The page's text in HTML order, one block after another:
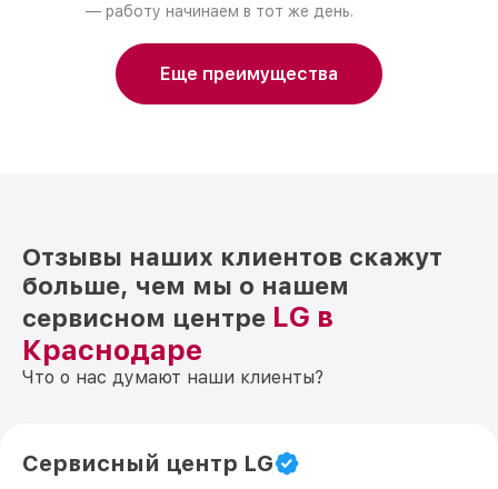
— работу начинаем в тот же день.
Еще преимущества
Отзывы наших клиентов скажут
больше, чем мы о нашем
сервисном центре LG в
Краснодаре
Что о нас думают наши клиенты?
Сервисный центр LG